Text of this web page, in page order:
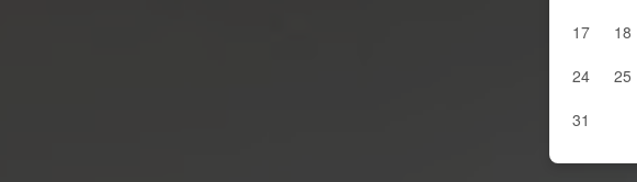
17
18
24
25
31